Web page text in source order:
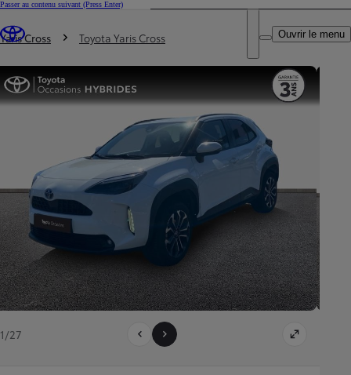
Passer au contenu suivant (Press Enter)
Trouvez un partenaire Toyota
DEALER NAME
Ouvrir le menu
Vous êtes ici
Yaris Cross Toyota Yaris Cross
1/27